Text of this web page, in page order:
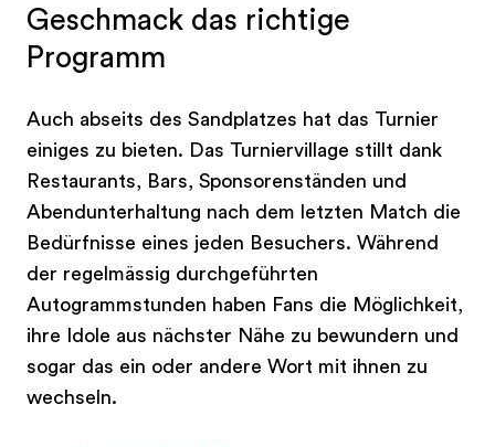
Spieler an: So gaben sich beispielsweise bereits
Stefan Edberg, Boris Becker, Yannick Noah, Jim
Courier, Roger Federer oder Stan Wawrinka die
Geschmack das richtige
Programm
Auch abseits des Sandplatzes hat das Turnier
einiges zu bieten. Das Turniervillage stillt dank
Restaurants, Bars, Sponsorenständen und
Abendunterhaltung nach dem letzten Match die
Bedürfnisse eines jeden Besuchers. Während
der regelmässig durchgeführten
Autogrammstunden haben Fans die Möglichkeit,
ihre Idole aus nächster Nähe zu bewundern und
sogar das ein oder andere Wort mit ihnen zu
wechseln.